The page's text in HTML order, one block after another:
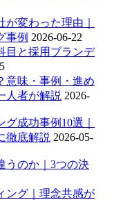
変わった理由｜
事例 2026-06-22
目と採用ブランデ
意味・事例・進め
人者が解説 2026-
グ成功事例10選｜
徹底解説 2026-05-
うのか｜3つの決
ング｜理念共感が